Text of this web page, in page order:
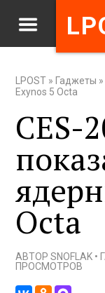
LPOST » Гаджеты
Exynos 5 Octa
CES-
Octa
АВТОРSNOFLAK •
ПРОСМОТРОВ